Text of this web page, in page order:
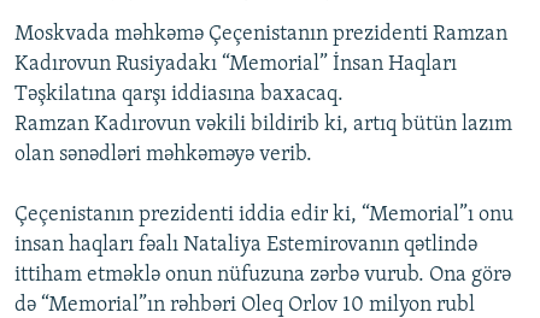
QANUNI DOĞRU
ARAŞDIRMA
MULTIMEDIA
VIDEO
FOTOQALEREYA
İNFOQRAFIKA
KARIKATURA
RADIO ARXIV
OXU ZALI
AZƏRBAYCAN ƏDƏBIYYATI KITABXANASI
İSLAM VƏ DEMOKRATIYA
HAQQIMIZDA
MISSIYAMIZ
PEŞƏ ETIKASI VƏ JURNALISTIKA STANDARTLARIMIZ
BIZI IZLƏ
Moskvada məhkəmə Çeçenistanın prezidenti Ramzan
Kadırovun Rusiyadakı “Memorial” İnsan Haqları
Təşkilatına qarşı iddiasına baxacaq.
Ramzan Kadırovun vəkili bildirib ki, artıq bütün lazım
olan sənədləri məhkəməyə verib.
Çeçenistanın prezidenti iddia edir ki, “Memorial”ı onu
insan haqları fəalı Nataliya Estemirovanın qətlində
ittiham etməklə onun nüfuzuna zərbə vurub. Ona görə
də “Memorial”ın rəhbəri Oleq Orlov 10 milyon rubl